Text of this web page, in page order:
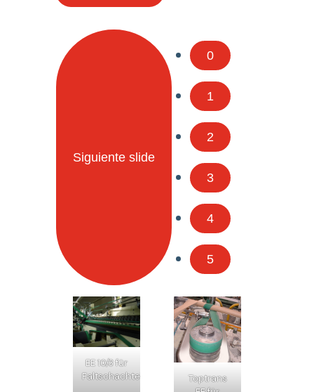
Siguiente slide
0
1
2
3
4
5
EE 10/3 für
Faltschachtelklebemaschinen.
Toptrans